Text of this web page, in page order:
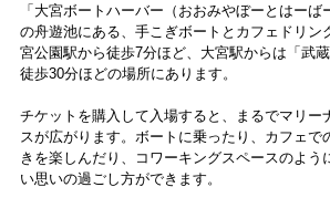
「大宮ボートハーバー（おおみやぼーとはーば
の舟遊池にある、手こぎボートとカフェドリン
宮公園駅から徒歩7分ほど、大宮駅からは「武
徒歩30分ほどの場所にあります。
チケットを購入して入場すると、まるでマリー
スが広がります。ボートに乗ったり、カフェで
きを楽しんだり、コワーキングスペースのよ
い思いの過ごし方ができます。